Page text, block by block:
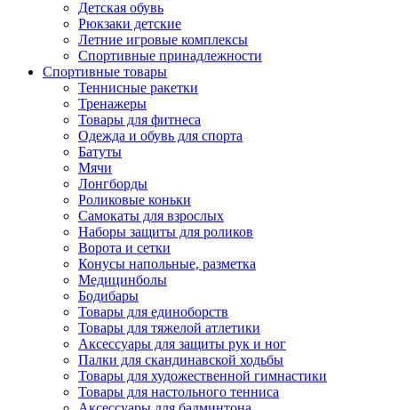
Детская обувь
Рюкзаки детские
Летние игровые комплексы
Спортивные принадлежности
Спортивные товары
Теннисные ракетки
Тренажеры
Товары для фитнеса
Одежда и обувь для спорта
Батуты
Мячи
Лонгборды
Роликовые коньки
Самокаты для взрослых
Наборы защиты для роликов
Ворота и сетки
Конусы напольные, разметка
Медицинболы
Бодибары
Товары для единоборств
Товары для тяжелой атлетики
Аксессуары для защиты рук и ног
Палки для скандинавской ходьбы
Товары для художественной гимнастики
Товары для настольного тенниса